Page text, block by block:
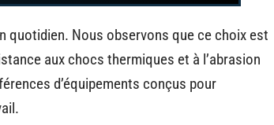
quotidien. Nous observons que ce choix est
aux chocs thermiques et à l’abrasion
d’équipements conçus pour